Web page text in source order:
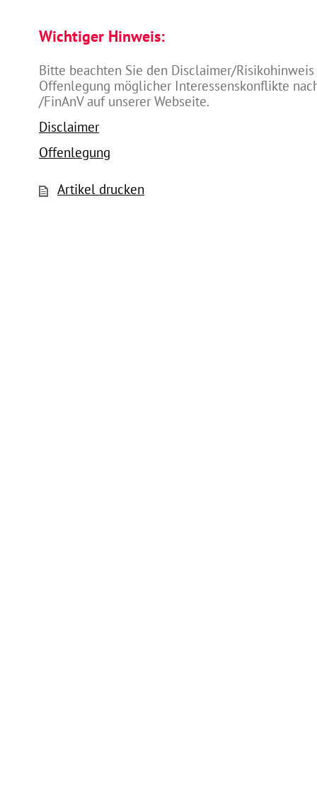
Wichtiger Hinweis:
Bitte beachten Sie den Disclaimer/
Offenlegung möglicher Interessenskonflikte
/FinAnV auf unserer Webseite.
Disclaimer
Offenlegung
Artikel drucken